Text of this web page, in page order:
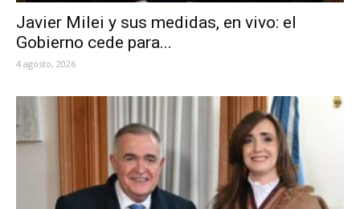
Javier Milei y sus medidas, en vivo: el
Gobierno cede para...
4 agosto, 2026